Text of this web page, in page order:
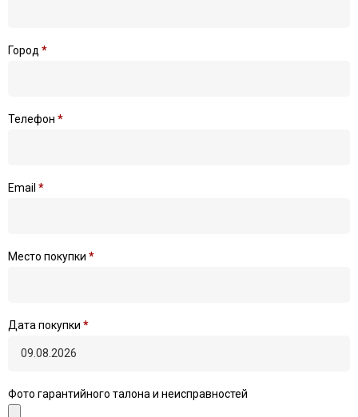
Город *
Телефон *
Email *
Место покупки *
Дата покупки *
Фото гарантийного талона и неисправностей